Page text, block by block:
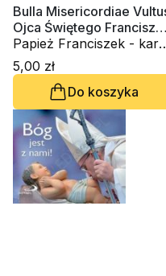
Bulla Misericordiae
Ojca Świętego Franciszka
o nadzwyczajnym
jubileuszu miłosierdzia
Papież Franciszek -
Jorge Mario Bergoglio
5,00 zł
Do koszyka